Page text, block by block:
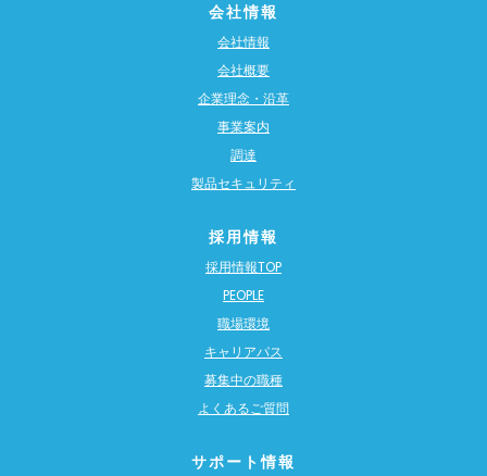
会社情報
会社情報
会社概要
企業理念・沿革
事業案内
調達
製品セキュリティ
採用情報
採用情報TOP
PEOPLE
職場環境
キャリアパス
募集中の職種
よくあるご質問
サポート情報